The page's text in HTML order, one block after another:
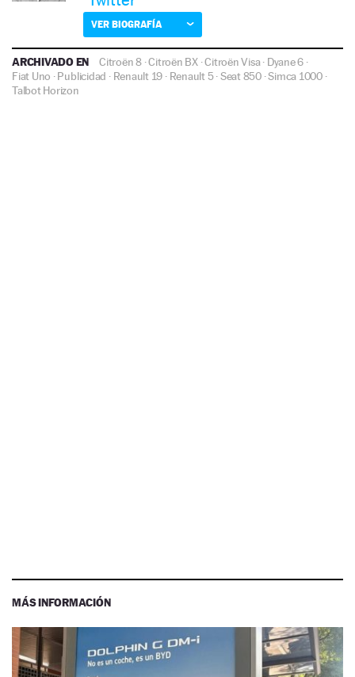
VER BIOGRAFÍA
ARCHIVADO EN Citroën 8·Citroën BX·Citroën Visa· Dyane 6 ·
Fiat Uno ·Publicidad · Renault 19 · Renault 5·Seat 850·Simca 1000·
Talbot Horizon
MÁS INFORMACIÓN